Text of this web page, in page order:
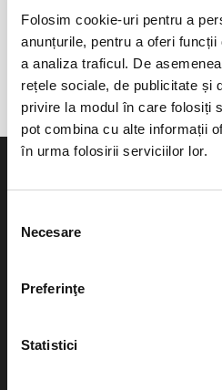
Folosim cookie-uri pentru a
anunțurile, pentru a oferi
a analiza traficul. De
rețele sociale, de publicitate și
privire la modul în care folosiți
pot combina cu alte informații
în urma folosirii serviciilor lor.
consimțământului
Necesare
Preferinţe
Statistici
anunta-ma pe email cand apare urmatorul eveniment la
Birmingham
Evenimente
Teatru
festivaluri